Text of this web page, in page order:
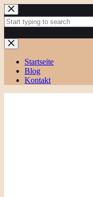
Zum
Inhalt
springen
Keine
Ergebnisse
Startseite
Blog
Kontakt